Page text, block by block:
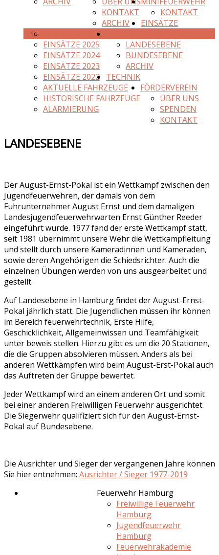
KONTAKT
ARCHIV
KONTAKT
EINSÄTZE
AKTUELLES JAHR
EINSÄTZE 2025
EINSÄTZE 2024
EINSÄTZE 2023
EINSÄTZE 2022
LANDESEBENE
BUNDESEBENE
ARCHIV
TECHNIK
AKTUELLE FAHRZEUGE
HISTORISCHE FAHRZEUGE
ALARMIERUNG
FÖRDERVEREIN
ÜBER UNS
SPENDEN
KONTAKT
LANDESEBENE
Der August-Ernst-Pokal ist ein Wettkampf zwischen den
Jugendfeuerwehren, der damals von dem
Fuhrunternehmer August Ernst und dem damaligen
Landesjugendfeuerwehrwarten Ernst Günther Reeder
eingeführt wurde. 1977 fand der erste Wettkampf statt,
seit 1981 übernimmt unsere Wehr die Wettkampfleitung
und stellt durch unsere Kameradinnen und Kameraden,
sowie deren Angehörigen die Schiedsrichter. Auch die
einzelnen Übungen werden von uns ausgearbeitet und
gestellt.
Auf Landesebene in Hamburg findet der August-Ernst-
Pokal jährlich statt. Die Jugendlichen müssen ihr können
im Bereich feuerwehrtechnik, Erste Hilfe,
Geschicklichkeit, Allgemeinwissen und Teamfähigkeit
unter beweis stellen. Hierzu gibt es um die 20 Stationen,
die die Gruppen absolvieren müssen. Anders als bei
anderen Wettkämpfen wird beim August-Erst-Pokal auch
das Auftreten der Gruppe bewertet.
Jeder Wettkampf wird an einem anderen Ort und somit
bei einer anderen Freiwilligen Feuerwehr ausgerichtet.
Die Siegerwehr qualifiziert sich für den August-Ernst-
Pokal auf Bundesebene.
Die Ausrichter und Sieger der vergangenen Jahre können
Sie hier entnehmen: Ausrichter / Sieger 1977-2019
Feuerwehr Hamburg
Freiwillige Feuerwehr
Hamburg
Jugendfeuerwehr
Hamburg
Feuerwehrakademie